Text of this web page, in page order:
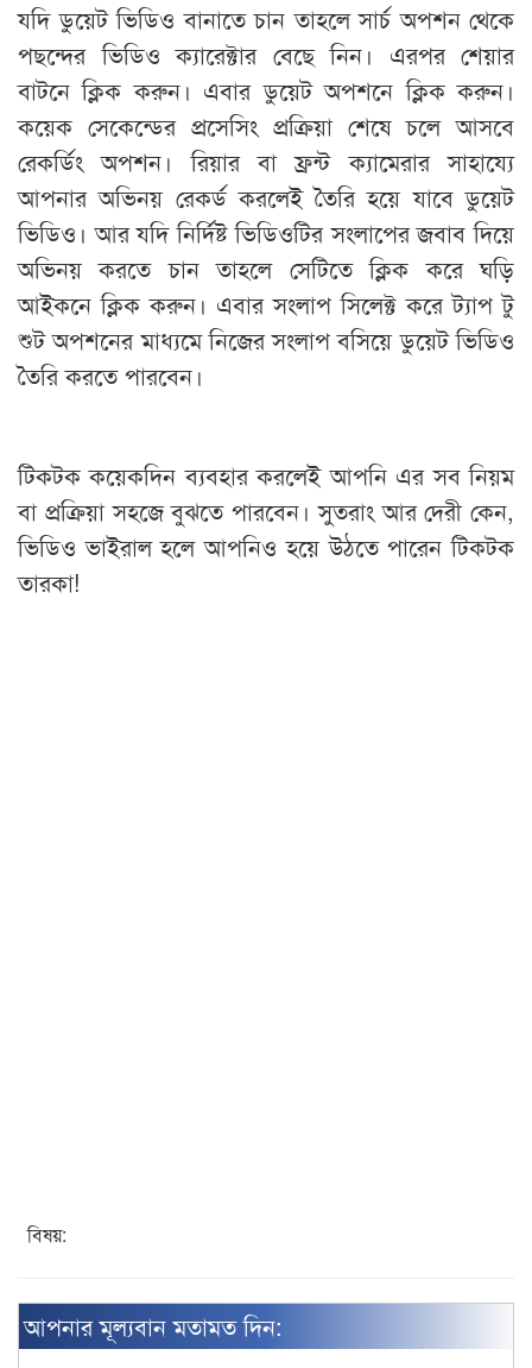
যদি ডুয়েট ভিডিও বানাতে চান তাহলে সার্চ অপশন থেকে
পছন্দের ভিডিও ক্যারেক্টার বেছে নিন। এরপর শেয়ার
বাটনে ক্লিক করুন। এবার ডুয়েট অপশনে ক্লিক করুন।
কয়েক সেকেন্ডের প্রসেসিং প্রক্রিয়া শেষে চলে আসবে
রেকর্ডিং অপশন। রিয়ার বা ফ্রন্ট ক্যামেরার সাহায্যে
আপনার অভিনয় রেকর্ড করলেই তৈরি হয়ে যাবে ডুয়েট
ভিডিও। আর যদি নির্দিষ্ট ভিডিওটির সংলাপের জবাব দিয়ে
অভিনয় করতে চান তাহলে সেটিতে ক্লিক করে ঘড়ি
আইকনে ক্লিক করুন। এবার সংলাপ সিলেক্ট করে ট্যাপ টু
শুট অপশনের মাধ্যমে নিজের সংলাপ বসিয়ে ডুয়েট ভিডিও
তৈরি করতে পারবেন।
টিকটক কয়েকদিন ব্যবহার করলেই আপনি এর সব নিয়ম
বা প্রক্রিয়া সহজে বুঝতে পারবেন। ‍সুতরাং আর দেরী কেন,
ভিডিও ভাইরাল হলে আপনিও হয়ে উঠতে পারেন টিকটক
তারকা!
বিষয়:
আপনার মূল্যবান মতামত দিন: